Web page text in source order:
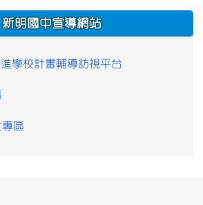
新明國中宣導網站
學校計畫輔導訪視平台
區